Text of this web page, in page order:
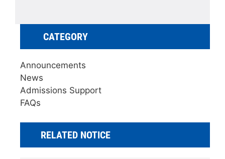
CATEGORY
Announcements
News
Admissions Support
FAQs
RELATED NOTICE